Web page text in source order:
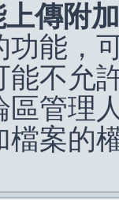
傳附
功能，
能不允
區管理
檔案的